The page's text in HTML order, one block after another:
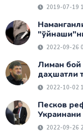
2019-07-19
2022-09-26
Лиман бой
даҳшатли
2022-10-02
Песков
Украинани
2022-09-26